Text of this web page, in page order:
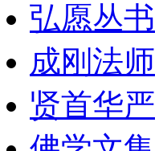
弘愿丛书
成刚法师
贤首华严